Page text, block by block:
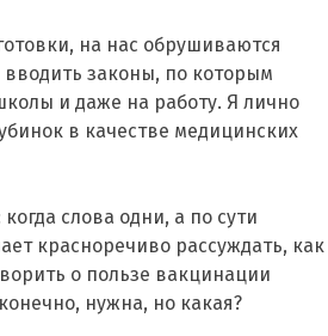
на нас обрушиваются
законы, по которым
и даже на работу. Я лично
в качестве медицинских
слова одни, а по сути
красноречиво рассуждать, как
о пользе вакцинации
нужна, но какая?